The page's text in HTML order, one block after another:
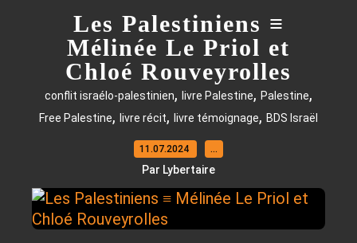
Les Palestiniens ≡
Mélinée Le Priol et
Chloé Rouveyrolles
conflit israélo-palestinien, livre Palestine, Palestine,
Free Palestine, livre récit, livre témoignage, BDS Israël
11.07.2024 …
Par Lybertaire